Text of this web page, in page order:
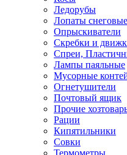
Ледорубы
Лопаты снеговые
Опрыскиватели
Скребки и
Спреи,
Лампы паяльные
Мусорные
Огнетушители
Почтовый ящик
Прочие
Рации
Кипятильники
Совки
Термометры